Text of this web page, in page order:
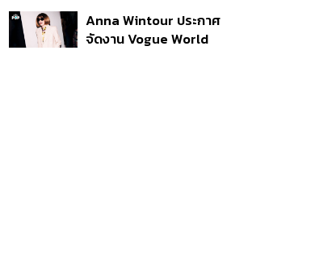
กระสุนอีกกว่า 30 นัด หาก
ไม่จบชีวิตตัวเองอาจสูญ
Anna Wintour ประกาศ
จัดงาน Vogue World